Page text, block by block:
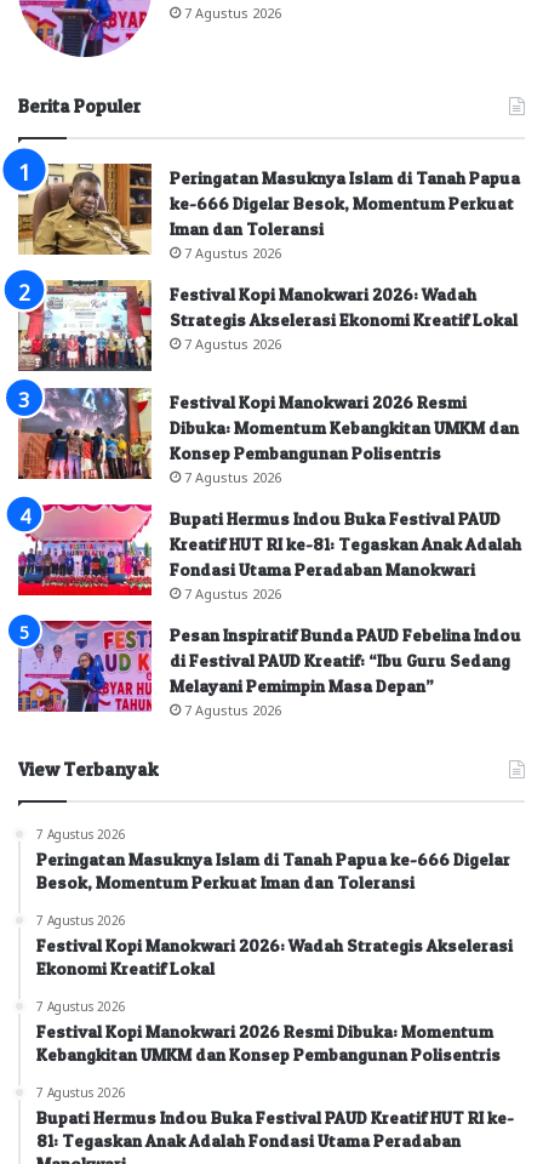
7 Agustus 2026
Berita Populer
Peringatan Masuknya Islam di Tanah Papua
ke-666 Digelar Besok, Momentum Perkuat
Iman dan Toleransi
7 Agustus 2026
Festival Kopi Manokwari 2026: Wadah
Strategis Akselerasi Ekonomi Kreatif Lokal
7 Agustus 2026
Festival Kopi Manokwari 2026 Resmi
Dibuka: Momentum Kebangkitan UMKM dan
Konsep Pembangunan Polisentris
7 Agustus 2026
Bupati Hermus Indou Buka Festival PAUD
Kreatif HUT RI ke-81: Tegaskan Anak Adalah
Fondasi Utama Peradaban Manokwari
7 Agustus 2026
Pesan Inspiratif Bunda PAUD Febelina Indou
di Festival PAUD Kreatif: “Ibu Guru Sedang
Melayani Pemimpin Masa Depan”
7 Agustus 2026
View Terbanyak
7 Agustus 2026
Peringatan Masuknya Islam di Tanah Papua ke-666 Digelar
Besok, Momentum Perkuat Iman dan Toleransi
7 Agustus 2026
Festival Kopi Manokwari 2026: Wadah Strategis Akselerasi
Ekonomi Kreatif Lokal
7 Agustus 2026
Festival Kopi Manokwari 2026 Resmi Dibuka: Momentum
Kebangkitan UMKM dan Konsep Pembangunan Polisentris
7 Agustus 2026
Bupati Hermus Indou Buka Festival PAUD Kreatif HUT RI ke-
81: Tegaskan Anak Adalah Fondasi Utama Peradaban